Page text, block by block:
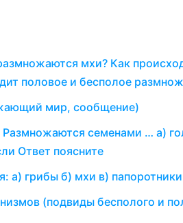
мхи? Как
половое и бесполое
мир, сообщение)
семенами … а)
Ответ поясните
а) грибы б) мхи в)
(подвиды бесполого и